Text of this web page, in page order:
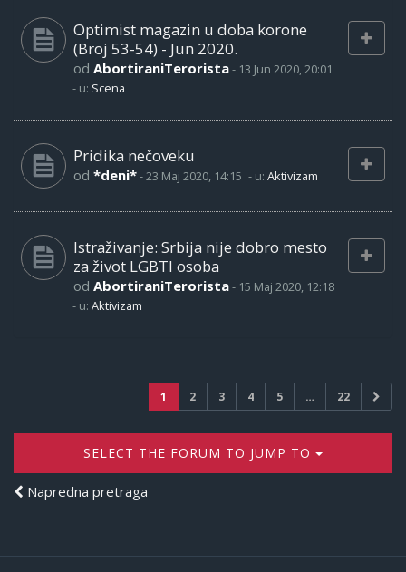
Optimist magazin u doba korone
(Broj 53-54) - Jun 2020.
od AbortiraniTerorista- 13 Jun 2020, 20:01
- u: Scena
Pridika nečoveku
od *deni*-23 Maj 2020, 14:15 - u: Aktivizam
Istraživanje: Srbija nije dobro mesto
za život LGBTI osoba
od AbortiraniTerorista- 15 Maj 2020, 12:18
- u: Aktivizam
1 2 3 4 5 … 22
SELECT THE FORUM TO JUMP TO
Napredna pretraga